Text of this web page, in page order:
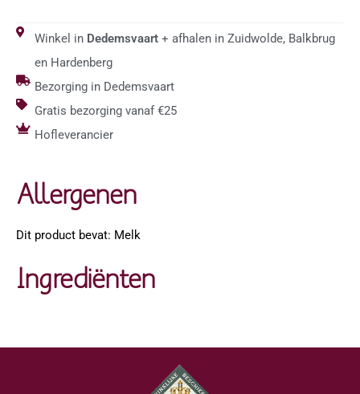
Winkel in Dedemsvaart+ afhalen in Zuidwolde, Balkbrug
en Hardenberg
Bezorging in Dedemsvaart
Gratis bezorging vanaf €25
Hofleverancier
Allergenen
Dit product bevat: Melk
Ingrediënten